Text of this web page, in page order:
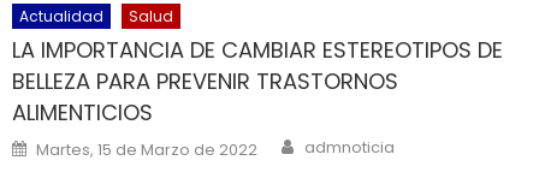
Actualidad Salud
LA IMPORTANCIA DE CAMBIAR ESTEREOTIPOS DE
BELLEZA PARA PREVENIR TRASTORNOS
ALIMENTICIOS
Posted on
Martes, 15 de Marzo de 2022 Author
admnoticia